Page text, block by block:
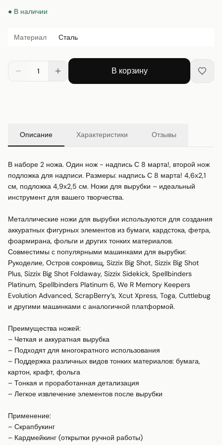
● В наличии
Материал Сталь
1 В корзину
Описание Характеристики Отзывы
В наборе 2 ножа. Один нож - надпись С 8 марта!, второй нож
подложка для надписи. Размеры: надпись С 8 марта! 4,6х2,1
см, подложка 4,9х2,5 см. Ножи для вырубки – идеальный
инструмент для вашего творчества.
Металлические ножи для вырубки используются для создания
аккуратных фигурных элементов из бумаги, кардстока, фетра,
фоармирана, фольги и других тонких материалов.
Совместимы с популярными машинками для вырубки:
Рукоделие, Остров сокровищ, Sizzix Big Shot, Sizzix Big Shot
Plus, Sizzix Big Shot Foldaway, Sizzix Sidekick, Spellbinders
Platinum, Spellbinders Platinum 6, We R Memory Keepers
Evolution Advanced, ScrapBerry’s, Xcut Xpress, Toga, Cuttlebug
и другими машинками с аналогичной платформой.
Преимущества ножей:
– Четкая и аккуратная вырубка
– Подходят для многократного использования
– Поддержка различных видов тонких материалов: бумага,
картон, крафт, фольга
– Тонкая и проработанная детализация
– Легкое извлечение элементов после вырубки
Применение:
– Скрапбукинг
– Кардмейкинг (открытки ручной работы)